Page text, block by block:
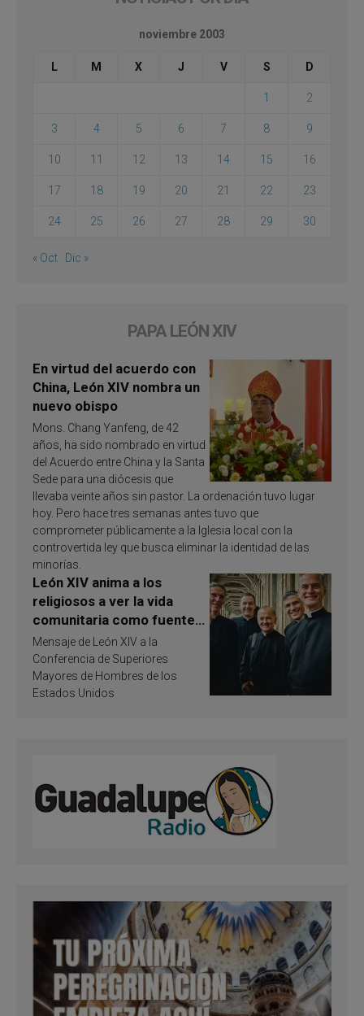
noviembre 2003
L M X J V S D
1 2
3 4 5 6 7 8 9
10 11 12 13 14 15 16
17 18 19 20 21 22 23
24 25 26 27 28 29 30
« Oct Dic »
PAPA LEÓN XIV
En virtud del acuerdo con
China, León XIV nombra un
nuevo obispo
Mons. Chang Yanfeng, de 42
años, ha sido nombrado en virtud
del Acuerdo entre China y la Santa
Sede para una diócesis que
llevaba veinte años sin pastor. La ordenación tuvo lugar
hoy. Pero hace tres semanas antes tuvo que
comprometer públicamente a la Iglesia local con la
controvertida ley que busca eliminar la identidad de las
minorías.
León XIV anima a los
religiosos a ver la vida
comunitaria como fuente
de inspiración y
santificación
Mensaje de León XIV a la
Conferencia de Superiores
Mayores de Hombres de los
Estados Unidos